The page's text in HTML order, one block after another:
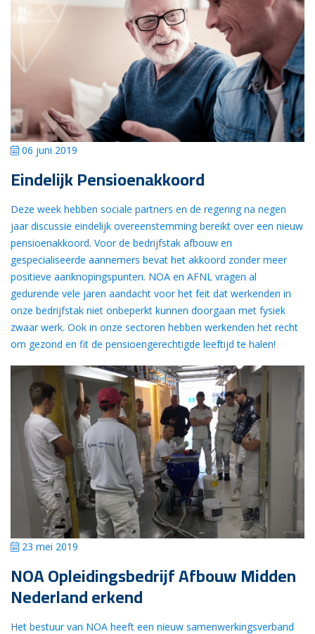
06 juni 2019
Eindelijk Pensioenakkoord
Deze week hebben sociale partners en de regering na negen
jaar discussie eindelijk overeenstemming bereikt over een nieuw
pensioenakkoord. Voor de bedrijfstak afbouw en
gespecialiseerde aannemers bevat het akkoord zonder meer
positieve aanknopingspunten. NOA en AFNL vragen al
gedurende vele jaren aandacht voor het feit dat werkenden in
onze bedrijfstak niet onbeperkt kunnen doorgaan met fysiek
zwaar werk. Ook in onze sectoren hebben werkenden het recht
om gezond en fit de pensioengerechtigde leeftijd te halen!
23 mei 2019
NOA Opleidingsbedrijf Afbouw Midden
Nederland erkend
Het bestuur van NOA heeft een nieuw samenwerkingsverband